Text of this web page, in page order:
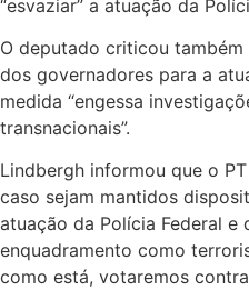
“esvaziar” a atuação da
O deputado criticou
dos governadores para a
medida “engessa
transnacionais”.
Lindbergh informou que o
caso sejam mantidos
atuação da Polícia Federal e
enquadramento como
como está, votaremos